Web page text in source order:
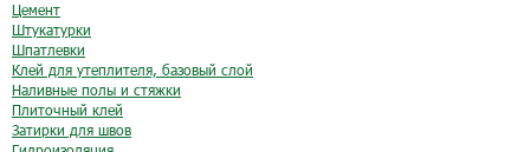
Цемент
Штукатурки
Шпатлевки
Клей для утеплителя, базовый слой
Наливные полы и стяжки
Плиточный клей
Затирки для швов